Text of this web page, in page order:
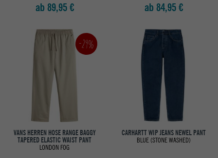
ab 89,95 € ab 84,95 €
-29%
VANS HERREN HOSE RANGE BAGGY
TAPERED ELASTIC WAIST PANT
LONDON FOG
CARHARTT WIP JEANS NEWEL PANT
BLUE (STONE WASHED)